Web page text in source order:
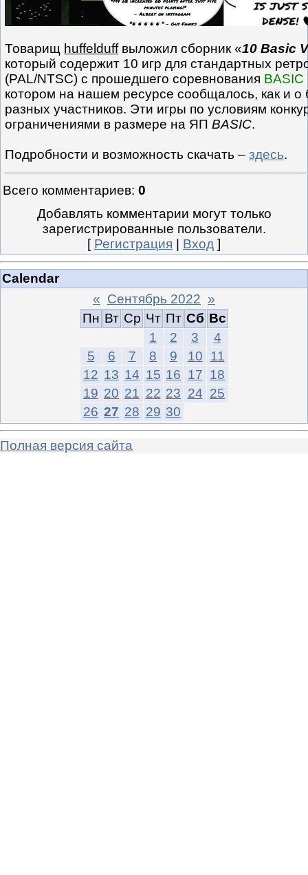
Товарищ huffelduffвыложил сборник «10 Basic
который содержит 10 игр для стандартных
(PAL/NTSC) с прошедшего соревнования BASIC
котором на нашем ресурсе сообщалось, как и о
разных участников. Эти игры по условиям
ограничениями в размере на ЯП BASIC.
Подробности и возможность скачать – здесь.
Всего комментариев: 0
Добавлять комментарии могут только
зарегистрированные пользователи.
[ Регистрация Вход ]
Calendar
« Сентябрь 2022 »
Пн Вт Ср Чт Пт Сб Вс
1
2 3
4
5
6 7 8 9 10
11
12 13 14 15 16 17 18
19 20 21 22 23 24 25
26 27 28 29 30
Полная версия сайта